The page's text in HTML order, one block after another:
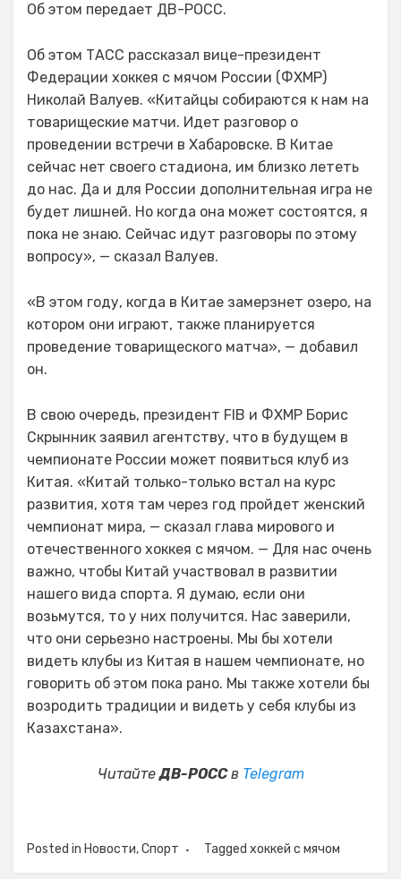
Об этом передает ДВ-РОСС.
Об этом ТАСС рассказал вице-президент
Федерации хоккея с мячом России (ФХМР)
Николай Валуев. «Китайцы собираются к нам на
товарищеские матчи. Идет разговор о
проведении встречи в Хабаровске. В Китае
сейчас нет своего стадиона, им близко лететь
до нас. Да и для России дополнительная игра не
будет лишней. Но когда она может состоятся, я
пока не знаю. Сейчас идут разговоры по этому
вопросу», — сказал Валуев.
«В этом году, когда в Китае замерзнет озеро, на
котором они играют, также планируется
проведение товарищеского матча», — добавил
он.
В свою очередь, президент FIB и ФХМР Борис
Скрынник заявил агентству, что в будущем в
чемпионате России может появиться клуб из
Китая. «Китай только-только встал на курс
развития, хотя там через год пройдет женский
чемпионат мира, — сказал глава мирового и
отечественного хоккея с мячом. — Для нас очень
важно, чтобы Китай участвовал в развитии
нашего вида спорта. Я думаю, если они
возьмутся, то у них получится. Нас заверили,
что они серьезно настроены. Мы бы хотели
видеть клубы из Китая в нашем чемпионате, но
говорить об этом пока рано. Мы также хотели бы
возродить традиции и видеть у себя клубы из
Казахстана».
ЧитайтеДВ-РОССв Telegram
Posted in Новости,Спорт Tagged хоккей с мячом